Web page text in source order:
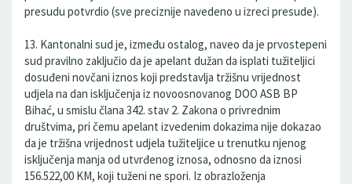
presudu potvrdio (sve preciznije navedeno u izreci presude).
13. Kantonalni sud je, između ostalog, naveo da je prvostepeni
sud pravilno zaključio da je apelant dužan da isplati tužiteljici
dosuđeni novčani iznos koji predstavlja tržišnu vrijednost
udjela na dan isključenja iz novoosnovanog DOO ASB BP
Bihać, u smislu člana 342. stav 2. Zakona o privrednim
društvima, pri čemu apelant izvedenim dokazima nije dokazao
da je tržišna vrijednost udjela tužiteljice u trenutku njenog
isključenja manja od utvrđenog iznosa, odnosno da iznosi
156.522,00 KM, koji tuženi ne spori. Iz obrazloženja